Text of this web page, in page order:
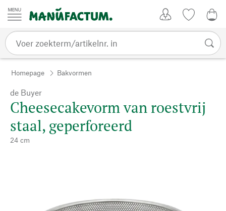
Passer au contenu
Homepage Bakvormen
de Buyer
Cheesecakevorm van roestvrij
staal, geperforeerd
24 cm